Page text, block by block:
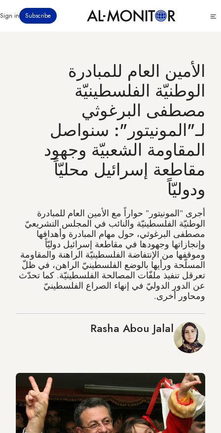
إلى
Subscribe
Sign in
الأمين العام للمبادرة
الوطنيّة الفلسطينيّة
مصطفى البرغوثي
لـ"المونيتور": سنواصل
المقاومة الشعبيّة وجهود
مقاطعة إسرائيل محليّاً
ودوليّاً
أجرى "المونيتور" حواراً مع الأمين العام للمبادرة
الوطنيّة الفلسطينيّة والنائب في المجلس التشريعيّ
مصطفى البرغوثي، حول مهام المبادرة وأهدافها
وإنجازاتها وجهودها في مقاطعة إسرائيل دوليّاً
وموقفها من الإنتفاضة الفلسطينيّة الراهنة والمقاومة
المسلّحة ورأيها بالوضع الفلسطينيّ الراهن، في ظلّ
تعرقل تنفيذ ملفّات المصالحة الفلسطينيّة. كما تحدّث
عن الدور الدوليّ في إنهاء الصراع الفلسطينيّ
ومحاور أخرى.
Rasha Abou Jalal